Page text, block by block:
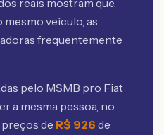
reais mostram que,
veículo, as
frequentemente
pelo MSMB pro Fiat
a mesma pessoa, no
de R$ 926 de